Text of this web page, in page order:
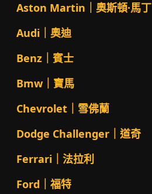
Aston Martin｜奧斯頓·馬丁
Audi｜奧迪
Benz｜賓士
Bmw｜寶馬
Chevrolet｜雪佛蘭
Dodge Challenger｜道奇
Ferrari｜法拉利
Ford｜福特